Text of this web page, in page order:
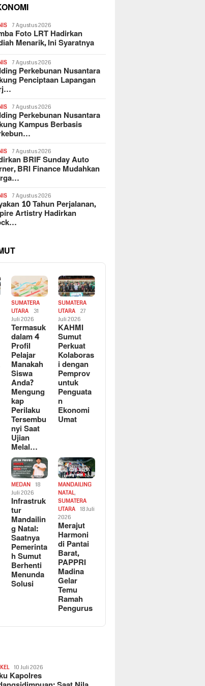
7 Agustus 2026
Foto LRT Hadirkan
Menarik, Ini Syaratnya
7 Agustus 2026
Perkebunan Nusantara
Penciptaan Lapangan
7 Agustus 2026
Perkebunan Nusantara
Kampus Berbasis
7 Agustus 2026
BRIF Sunday Auto
BRI Finance Mudahkan
7 Agustus 2026
10 Tahun Perjalanan,
Artistry Hadirkan
SUMATERA
UTARA
31
Juli 2026
Termasuk
dalam 4
Profil
Pelajar
Manakah
Siswa
Anda?
Mengung
kap
Perilaku
Tersembu
nyi Saat
Ujian
Melal…
SUMATERA
UTARA
27
Juli 2026
KAHMI
Sumut
Perkuat
Kolaboras
i dengan
Pemprov
untuk
Penguata
n
Ekonomi
Umat
MEDAN
18
Juli 2026
Infrastruk
tur
Mandailin
g Natal:
Saatnya
Pemerinta
h Sumut
Berhenti
Menunda
Solusi
MANDAILING
NATAL,
SUMATERA
UTARA
18 Juli
2026
Merajut
Harmoni
di Pantai
Barat,
PAPPRI
Madina
Gelar
Temu
Ramah
Pengurus
10 Juli 2026
Kapolres